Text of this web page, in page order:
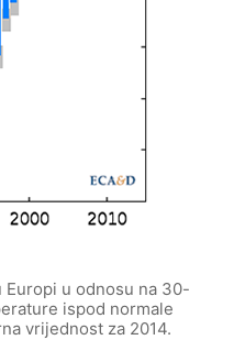
u odnosu na 30-
ispod normale
vrijednost za 2014.